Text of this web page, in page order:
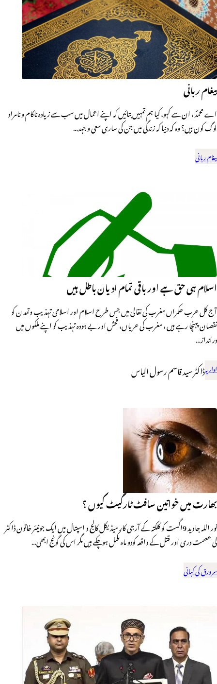
پیغام ربانی
اے محمدؐ ، ان سے کہو، کیا ہم تمہیں بتائیں کہ اپنے اعمال میں سب سے زیادہ ناکام و نامراد
لوگ کون ہیں؟ وہ کہ دنیا کہ زندگی میں جن کی ساری سعی و جہد…
پیغام ربانی
اسلام ہی حق ہے اور باقی تمام ادیان باطل ہیں
آج کل عرب حکمراں مغرب کی نقالی میں جس طرح اسلام اور اسلامی تہذیب وتمد ن کو
نقصان پہنچا رہے ہیں ، مغرب کی عریاں، فحش اور بے ہودہ تہذیب کو اپنے ملکوں میں
درانداز…
اداریہڈاکٹر سید قاسم رسول الیاس
بھارت میں خواتین سافٹ ٹارگیٹ کیوں ؟
نور اللہ جاوید 9اگست کو کلکتہ کے آرجی کار میڈیکل کالج و اسپتال میں ایک جونیئر خاتون ڈاکٹر
کی عصمت دری اور قتل کے واقعہ کودو ماہ مکمل ہوچکے ہیں مگر اس کی گونج ابھی…
سرورق کی کہانی